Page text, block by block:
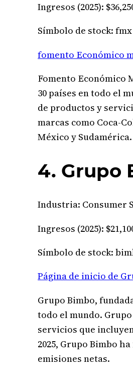
Ingresos (2025):
Símbolo de stock: fmx
fomento Económico
Fomento Económico
30 países en todo el
de productos y
marcas como Coca-
México y Sudamérica.
4. Grupo
Industria: Consumer
Ingresos (2025):
Símbolo de stock:
Página de inicio de
Grupo Bimbo,
todo el mundo.
servicios que
2025, Grupo Bimbo
emisiones netas.